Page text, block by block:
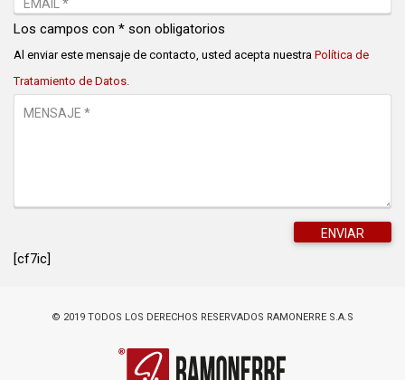
Los campos con * son obligatorios
Al enviar este mensaje de contacto, usted acepta nuestra Política de
Tratamiento de Datos.
[cf7ic]
© 2019 TODOS LOS DERECHOS RESERVADOS RAMONERRE S.A.S